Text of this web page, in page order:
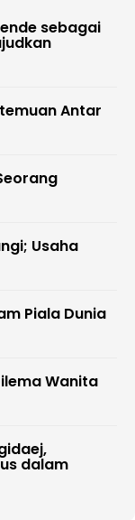
sebagai
Antar
Usaha
Piala Dunia
Wanita
dalam